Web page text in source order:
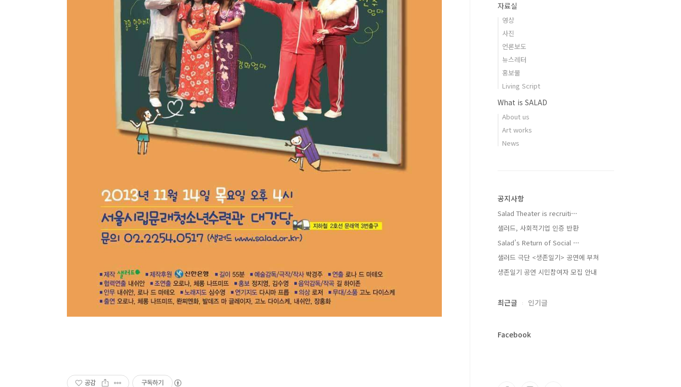
공감 구독하기
자료실
영상
사진
언론보도
뉴스레터
홍보물
Living Script
What is SALAD
About us
Art works
News
공지사항
Salad Theater is recruiti⋯
샐러드, 사회적기업 인증 반환
Salad’s Return of Social ⋯
샐러드 극단 <생존일기> 공연에 부쳐
생존일기 공연 시민참여자 모집 안내
최근글 인기글
Facebook